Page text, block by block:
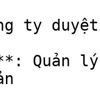
ty
Quản